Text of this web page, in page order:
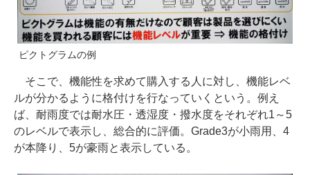
ピクトグラムの例
そこで、機能性を求めて購入する人に対し、機能レベ
ルが分かるように格付けを行なっていくという。例え
ば、耐雨度では耐水圧・透湿度・撥水度をそれぞれ1～5
のレベルで表示し、総合的に評価。Grade3が小雨用、4
が本降り、5が豪雨と表示している。